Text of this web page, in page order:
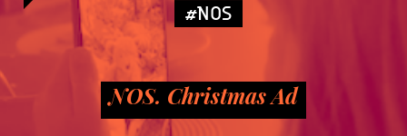
#NOS
NOS. Christmas Ad